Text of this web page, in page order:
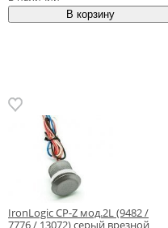
IronLogic CP-Z мод.2L (9482 /
7776 / 13072) серый врезной